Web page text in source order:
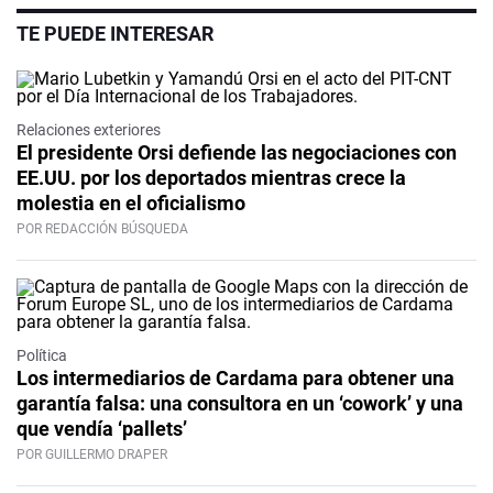
TE PUEDE INTERESAR
Relaciones exteriores
El presidente Orsi defiende las negociaciones con
EE.UU. por los deportados mientras crece la
molestia en el oficialismo
POR REDACCIÓN BÚSQUEDA
Política
Los intermediarios de Cardama para obtener una
garantía falsa: una consultora en un ‘cowork’ y una
que vendía ‘pallets’
POR GUILLERMO DRAPER